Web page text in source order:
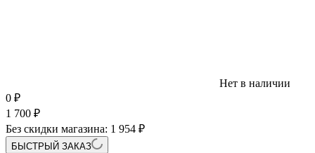
Нет в наличии
0 ₽
1 700 ₽
Без скидки магазина: 1 954 ₽
БЫСТРЫЙ ЗАКАЗ